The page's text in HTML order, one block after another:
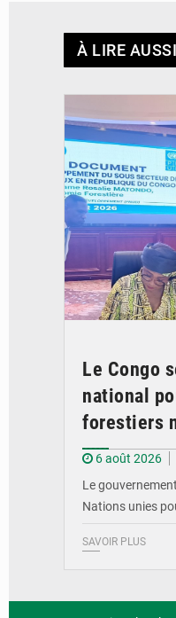
À LIRE AUSSI
Le Congo
national
forestiers
6 août 2026
Le
Nations unies
SAVOIR PLUS